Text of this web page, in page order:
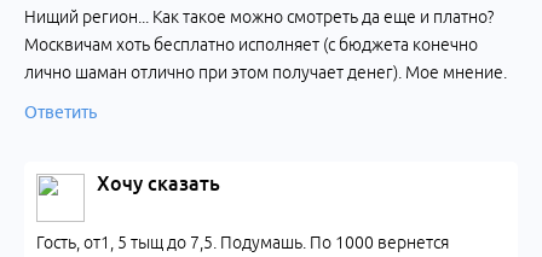
Нищий регион... Как такое можно смотреть да еще и платно?
Москвичам хоть бесплатно исполняет (с бюджета конечно
лично шаман отлично при этом получает денег). Мое мнение.
Ответить
Хочу сказать
Гость, от1, 5 тыщ до 7,5. Подумашь. По 1000 вернется